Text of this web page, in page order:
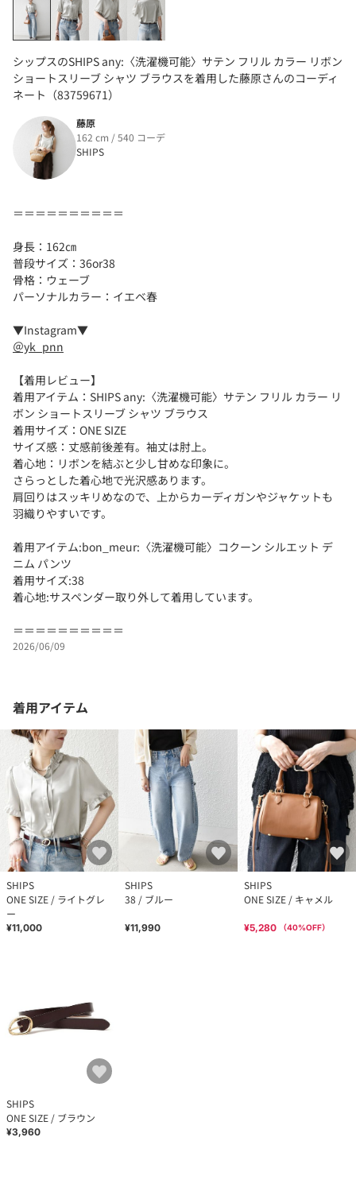
シップスのSHIPS any:〈洗濯機可能〉サテン フリル カラー リボン
ショートスリーブ シャツ ブラウスを着用した藤原さんのコーディ
ネート（83759671）
藤原
162 cm / 540 コーデ
SHIPS
＝＝＝＝＝＝＝＝＝＝
身長：162㎝
普段サイズ：36or38
骨格：ウェーブ
パーソナルカラー：イエベ春
▼Instagram▼
＠yk_pnn
【着用レビュー】
着用アイテム：SHIPS any:〈洗濯機可能〉サテン フリル カラー リ
ボン ショートスリーブ シャツ ブラウス
着用サイズ：ONE SIZE
サイズ感：丈感前後差有。袖丈は肘上。
着心地：リボンを結ぶと少し甘めな印象に。
さらっとした着心地で光沢感あります。
肩回りはスッキリめなので、上からカーディガンやジャケットも
羽織りやすいです。
着用アイテム:bon_meur:〈洗濯機可能〉コクーン シルエット デ
ニム パンツ
着用サイズ:38
着心地:サスペンダー取り外して着用しています。
＝＝＝＝＝＝＝＝＝＝
2026/06/09
着用アイテム
SHIPS
ONE SIZE / ライトグレ
ー
¥11,000
SHIPS
38 / ブルー
¥11,990
SHIPS
ONE SIZE / キャメル
¥5,280 （40%OFF）
SHIPS
ONE SIZE / ブラウン
¥3,960